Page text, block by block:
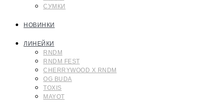
СУМКИ
НОВИНКИ
ЛИНЕЙКИ
RNDM
RNDM FEST
CHERRYWOOD X RNDM
OG BUDA
TOXIS
MAYOT